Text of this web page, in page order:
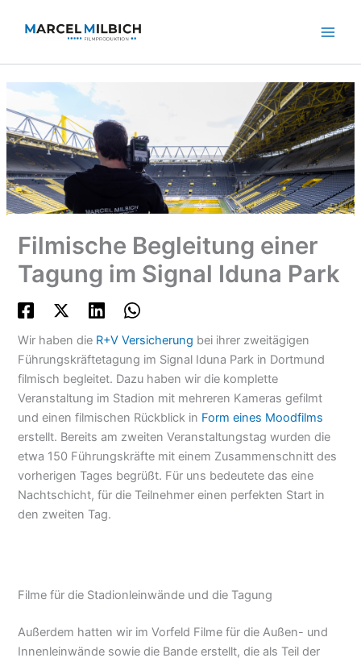
Inhalt
Filmische Begleitung einer
Tagung im Signal Iduna Park
Wir haben die R+V Versicherung bei ihrer zweitägigen
Führungskräftetagung im Signal Iduna Park in Dortmund
filmisch begleitet. Dazu haben wir die komplette
Veranstaltung im Stadion mit mehreren Kameras gefilmt
und einen filmischen Rückblick in Form eines Moodfilms
erstellt. Bereits am zweiten Veranstaltungstag wurden die
etwa 150 Führungskräfte mit einem Zusammenschnitt des
vorherigen Tages begrüßt. Für uns bedeutete das eine
Nachtschicht, für die Teilnehmer einen perfekten Start in
den zweiten Tag.
Filme für die Stadionleinwände und die Tagung
Außerdem hatten wir im Vorfeld Filme für die Außen- und
Innenleinwände sowie die Bande erstellt, die als Teil der